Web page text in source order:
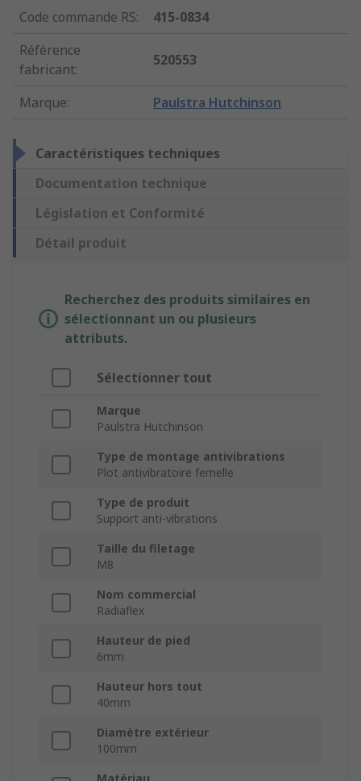
Code commande RS:
415-0834
Référence
fabricant:
520553
Marque: Paulstra Hutchinson
Caractéristiques techniques
Documentation technique
Législation et Conformité
Détail produit
Recherchez des produits similaires en
sélectionnant un ou plusieurs
attributs.
Sélectionner tout
Marque
Paulstra Hutchinson
Type de montage antivibrations
Plot antivibratoire femelle
Type de produit
Support anti-vibrations
Taille du filetage
M8
Nom commercial
Radiaflex
Hauteur de pied
6mm
Hauteur hors tout
40mm
Diamètre extérieur
100mm